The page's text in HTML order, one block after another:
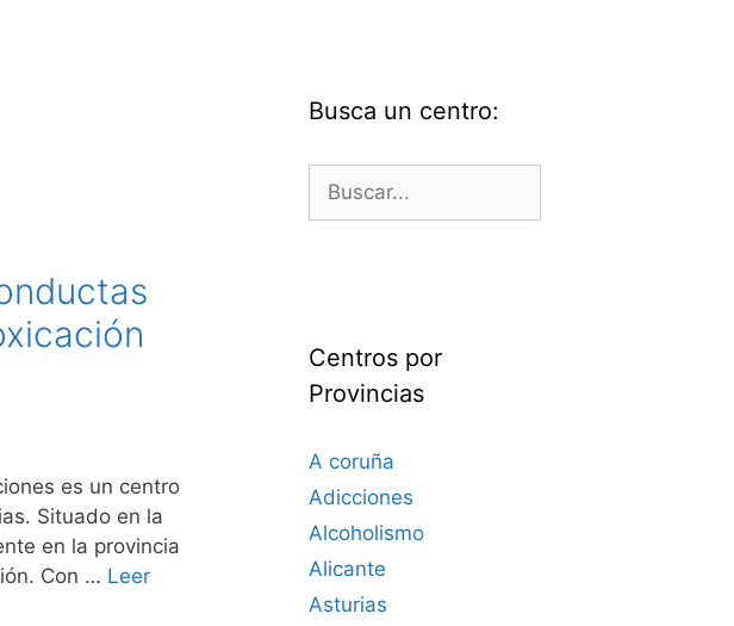
es un centro
Situado en la
en la provincia
Con … Leer
Busca un centro:
Centros por
Provincias
A coruña
Adicciones
Alcoholismo
Alicante
Asturias